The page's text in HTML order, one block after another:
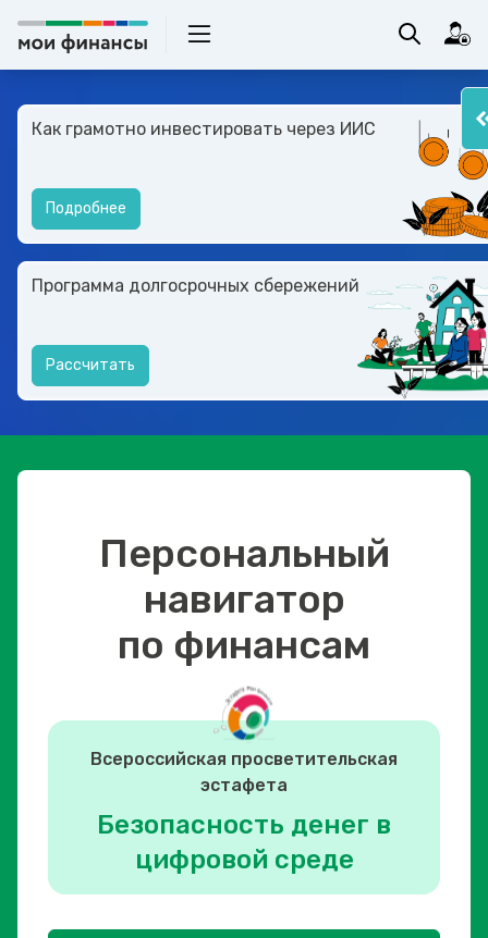
Как грамотно инвестировать через ИИС
Подробнее
Программа долгосрочных сбережений
Рассчитать
Персональный
навигатор
по финансам
Всероссийская просветительская
эстафета
Безопасность денег в
цифровой среде